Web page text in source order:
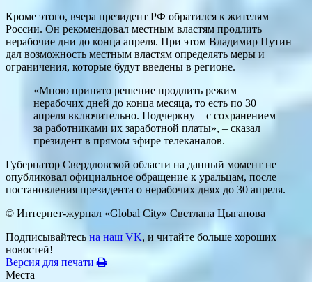
Кроме этого, вчера президент РФ обратился к жителям
России. Он рекомендовал местным властям продлить
нерабочие дни до конца апреля. При этом Владимир Путин
дал возможность местным властям определять меры и
ограничения, которые будут введены в регионе.
«Мною принято решение продлить режим
нерабочих дней до конца месяца, то есть по 30
апреля включительно. Подчеркну – с сохранением
за работниками их заработной платы», – сказал
президент в прямом эфире телеканалов.
Губернатор Свердловской области на данный момент не
опубликовал официальное обращение к уральцам, после
постановления президента о нерабочих днях до 30 апреля.
© Интернет-журнал «Global City» Светлана Цыганова
Подписывайтесьна наш VK, и читайте больше хороших
новостей!
Версия для печати
Места